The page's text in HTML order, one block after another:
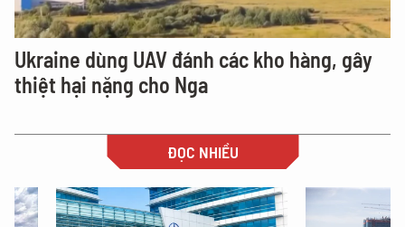
Ukraine dùng UAV đánh các kho hàng, gây
thiệt hại nặng cho Nga
ĐỌC NHIỀU